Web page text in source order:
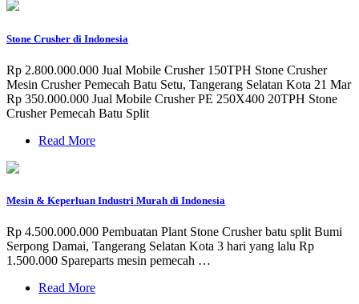
Stone Crusher di Indonesia
Rp 2.800.000.000 Jual Mobile Crusher 150TPH Stone Crusher
Mesin Crusher Pemecah Batu Setu, Tangerang Selatan Kota 21 Mar
Rp 350.000.000 Jual Mobile Crusher PE 250X400 20TPH Stone
Crusher Pemecah Batu Split
Read More
Mesin & Keperluan Industri Murah di Indonesia
Rp 4.500.000.000 Pembuatan Plant Stone Crusher batu split Bumi
Serpong Damai, Tangerang Selatan Kota 3 hari yang lalu Rp
1.500.000 Spareparts mesin pemecah …
Read More